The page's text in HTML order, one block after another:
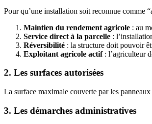
Pour qu’une installation soit reconnue comme
Maintien du rendement agricole : au
Service direct à la parcelle :
Réversibilité : la structure doit pouvoir
Exploitant agricole actif: l’agriculteur
2. Les surfaces autorisées
La surface maximale couverte par les
3. Les démarches administratives